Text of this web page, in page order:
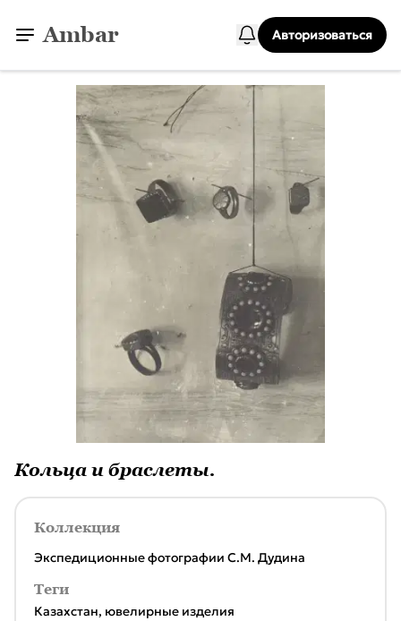
Ambar Авторизоваться
Кольца и браслеты.
Коллекция
Экспедиционные фотографии С.М. Дудина
Теги
Казахстан, ювелирные изделия